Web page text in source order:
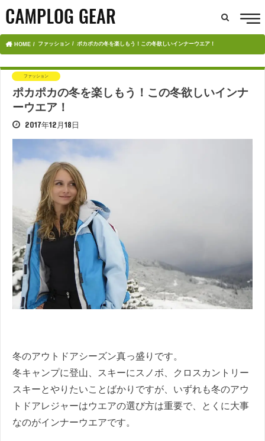
HOME ファッション ポカポカの冬を楽しもう！この冬欲しいインナーウエア！
ファッション
ポカポカの冬を楽しもう！この冬欲しいインナ
ーウエア！
2017年12月18日
冬のアウトドアシーズン真っ盛りです。
冬キャンプに登山、スキーにスノボ、クロスカントリー
スキーとやりたいことばかりですが、いずれも冬のアウ
トドアレジャーはウエアの選び方は重要で、とくに大事
なのがインナーウエアです。